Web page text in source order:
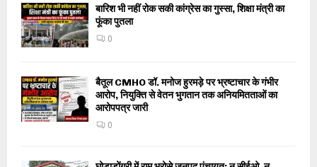
बारिश भी नहीं रोक सकी कांग्रेस का गुस्सा, शिक्षा मंत्री का
फूंका पुतला
0
बैतूल CMHO डॉ. मनोज हुरमड़े पर भ्रष्टाचार के गंभीर
आरोप, नियुक्ति से वेतन भुगतान तक अनियमितताओं का
आरोपपत्र जारी
0